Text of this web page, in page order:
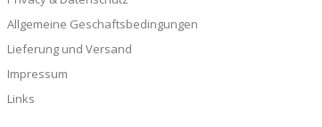
Allgemeine Geschaftsbedingungen
Lieferung und Versand
Impressum
Links